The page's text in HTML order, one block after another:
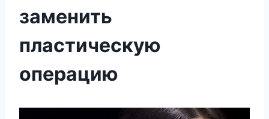
заменить
пластическую
операцию